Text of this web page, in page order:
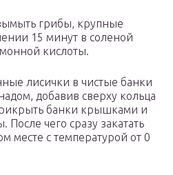
грибы, крупные
15 минут в соленой
кислоты.
лисички в чистые банки
добавив сверху кольца
банки крышками и
После чего сразу закатать
месте с температурой от 0